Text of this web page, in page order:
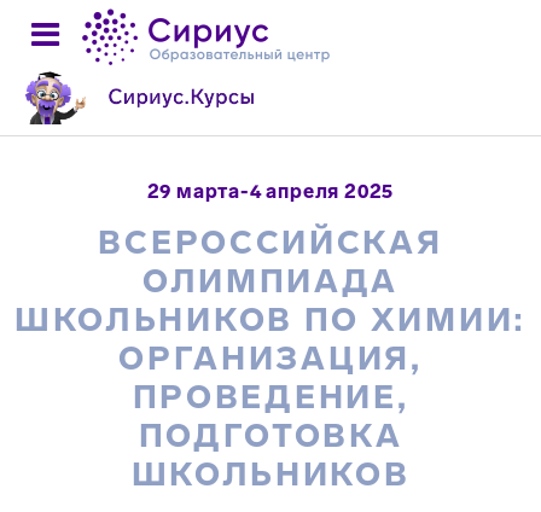
29 марта-4 апреля 2025
ВСЕРОССИЙСКАЯ
ОЛИМПИАДА
ШКОЛЬНИКОВ ПО ХИМИИ:
ОРГАНИЗАЦИЯ,
ПРОВЕДЕНИЕ,
ПОДГОТОВКА
ШКОЛЬНИКОВ